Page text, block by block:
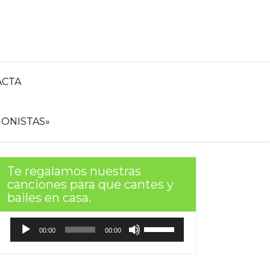
Te regalamos nuestras
canciones para que cantes y
bailes en casa.
Reproductor
de
00:00 00:00
las